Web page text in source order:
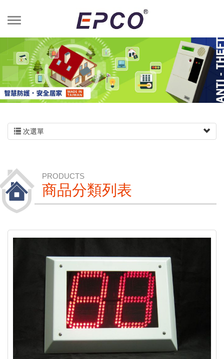
次選單
PRODUCTS
商品分類列表